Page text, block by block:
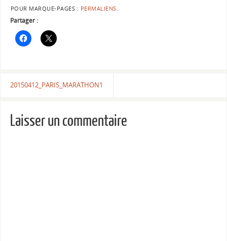
POUR MARQUE-PAGES : PERMALIENS.
Partager :
20150412_PARIS_MARATHON1
Laisser un commentaire